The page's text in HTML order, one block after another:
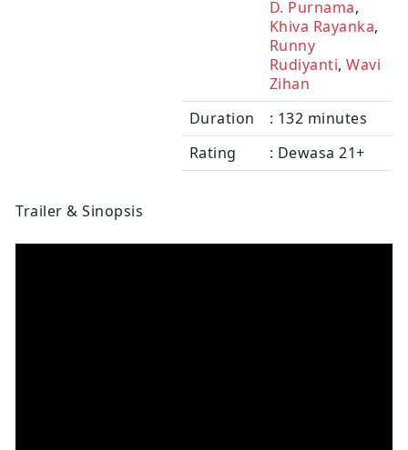
D. Purnama,
Khiva Rayanka,
Runny
Rudiyanti, Wavi
Zihan
Duration
: 132 minutes
Rating
: Dewasa 21+
Trailer & Sinopsis